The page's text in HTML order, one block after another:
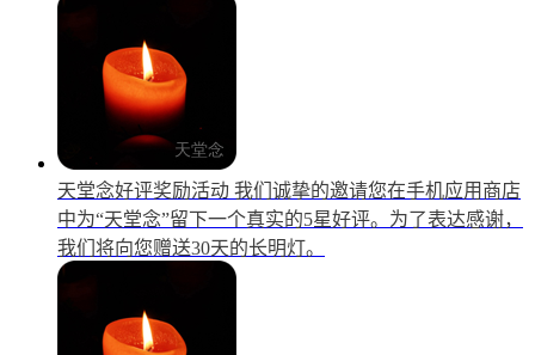
天堂念好评奖励活动 我们诚挚的邀请您在手机应用商店
中为“天堂念”留下一个真实的5星好评。为了表达感谢，
我们将向您赠送30天的长明灯。